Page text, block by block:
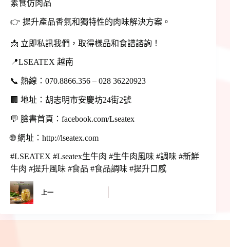
素食仿肉品
👉 提升產品香氣和獨特性的肉味解決方案。
📩 立即私訊我們，取得樣品和食譜諮詢！
📍LSEATEX 越南
📞 熱線：070.8866.356 – 028 36220923
🏢 地址：胡志明市安慶坊24街2號
💬 臉書首頁：facebook.com/Lseatex
🌐 網址：http://lseatex.com
#LSEATEX #Lseatex生牛肉 #生牛肉風味 #調味 #新鮮
牛肉 #提升風味 #食品 #食品調味 #提升口感
上一